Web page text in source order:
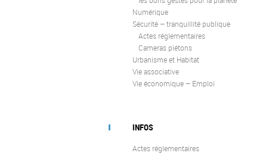
Numérique
Sécurité – tranquillité publique
Actes réglementaires
Cameras piétons
Urbanisme et Habitat
Vie associative
Vie économique – Emploi
INFOS
Actes réglementaires